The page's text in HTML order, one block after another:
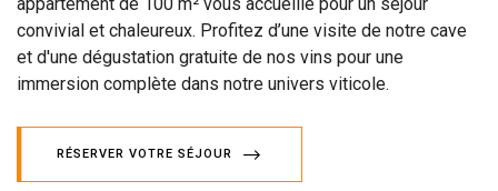
convivial et chaleureux. Profitez d’une visite de notre cave
et d'une dégustation gratuite de nos vins pour une
immersion complète dans notre univers viticole.
RÉSERVER VOTRE SÉJOUR